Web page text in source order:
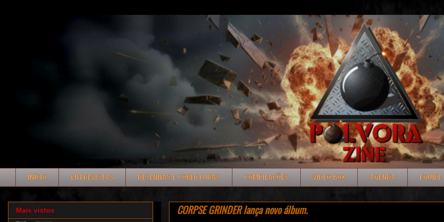
INÍCIO ENTREVISTAS RESENHAS E COBERTURAS COMPILAÇÕES VÍDEO BOX AGENDA EQUIPE
CORPSE GRINDER lança novo álbum.
Mais vistos